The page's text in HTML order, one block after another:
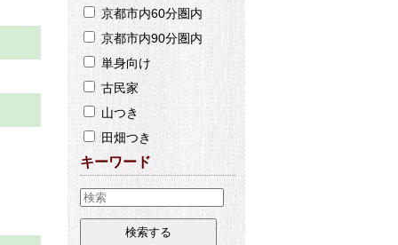
京都市内60分圏内
京都市内90分圏内
単身向け
古民家
山つき
田畑つき
キーワード